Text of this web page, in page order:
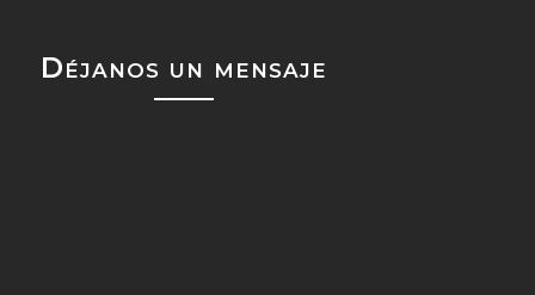
Déjanos un mensaje